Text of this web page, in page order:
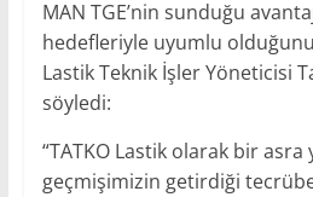
MAN TGE’nin sunduğu
hedefleriyle uyumlu
Lastik Teknik İşler Yöneticisi
söyledi:
“TATKO Lastik olarak bir asra
geçmişimizin getirdiği